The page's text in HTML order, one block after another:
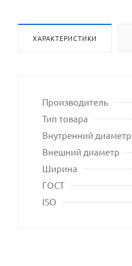
ХАРАКТЕРИСТИКИ
Производитель
Тип товара
Внутренний диаметр
Внешний диаметр
Ширина
ГОСТ
ISO